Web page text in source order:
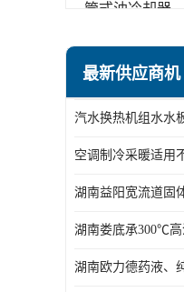
管式油冷却器
盘管换热
变频供水机组
汽水混合加热器
水处理设备
最新供应商机